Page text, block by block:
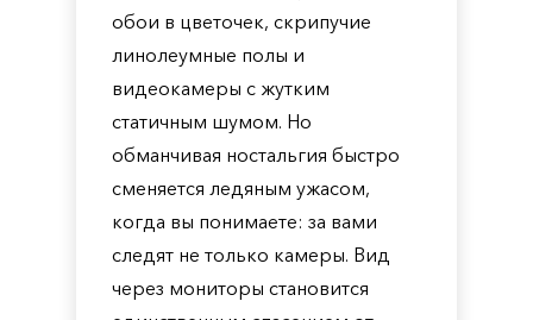
обои в цветочек, скрипучие
линолеумные полы и
видеокамеры с жутким
статичным шумом. Но
обманчивая ностальгия быстро
сменяется ледяным ужасом,
когда вы понимаете: за вами
следят не только камеры. Вид
через мониторы становится